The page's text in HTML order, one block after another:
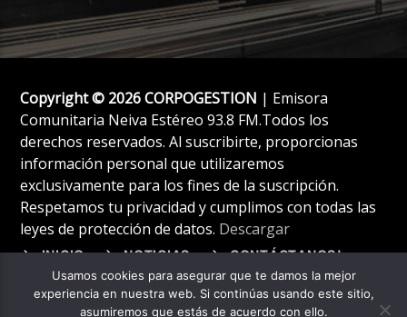
Copyright © 2026 CORPOGESTION | Emisora
Comunitaria Neiva Estéreo 93.8 FM.Todos los
derechos reservados. Al suscribirte, proporcionas
información personal que utilizaremos
exclusivamente para los fines de la suscripción.
Respetamos tu privacidad y cumplimos con todas las
leyes de protección de datos. Descargar
INICIO NOTICIAS CONTÁCTANOS!
Usamos cookies para asegurar que te damos la mejor
experiencia en nuestra web. Si continúas usando este sitio,
asumiremos que estás de acuerdo con ello.